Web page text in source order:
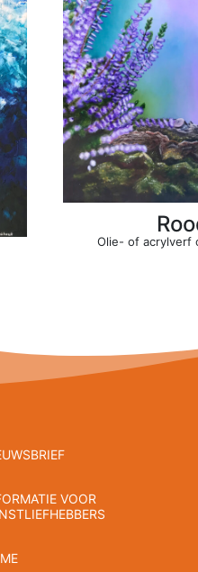
Olie- of acrylverf
VOOR